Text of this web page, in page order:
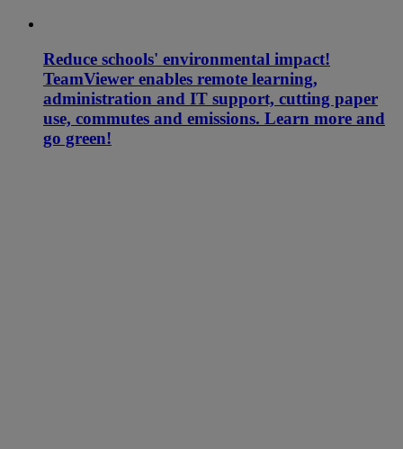
Reduce schools' environmental impact!
TeamViewer enables remote learning,
administration and IT support, cutting paper
use, commutes and emissions. Learn more and
go green!